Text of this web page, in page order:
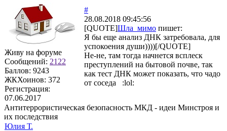
Живу на форуме
Сообщений: 2122
Баллов: 9243
ЖКХоинов: 372
Регистрация:
07.06.2017
#
28.08.2018 09:45:56
[QUOTE]Шла_мимо пишет:
Я бы еще анализ ДНК затребовала, для
успокоения души))))[/QUOTE]
Не-не, там тогда начнется всплеск
преступлений на бытовой почве, так
как тест ДНК может показать, что чадо
от соседа :lol:
Антитеррористическая безопасность МКД - идеи Минстроя и
их последствия
Юлия Т.